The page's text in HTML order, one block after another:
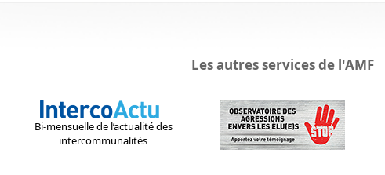
Les autres services de l'AMF
Bi-mensuelle de l’actualité des
intercommunalités